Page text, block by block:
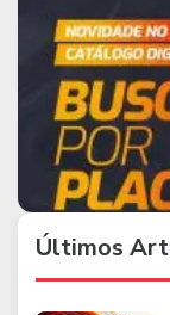
Últimos